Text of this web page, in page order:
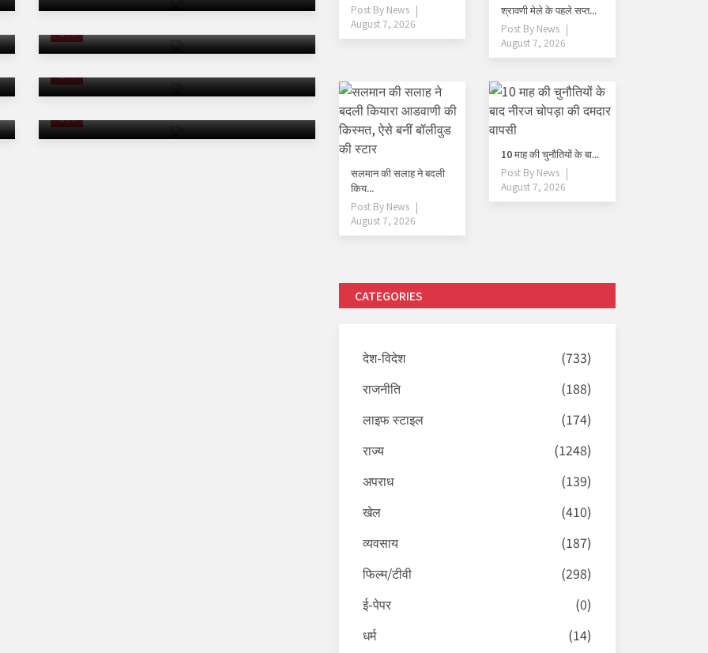
राज्य
राज्य
अग्नि-4 मिसाइल का सफल परीक्षण, भारत की रक्षा
राज्य
कांवड़ यात्रा की तैयारियां पूरी, सेवा शिविरों में श्रद्धालुओं
Post By News
August 7, 2026
श्रावणी मेले के पहले सप्त...
Post By News
August 7, 2026
सलमान की सलाह ने बदली
किय...
Post By News
August 7, 2026
10 माह की चुनौतियों के बा...
Post By News
August 7, 2026
CATEGORIES
देश-विदेश
(733)
राजनीति
(188)
लाइफ स्टाइल
(174)
राज्य
(1248)
अपराध
(139)
खेल
(410)
व्यवसाय
(187)
फिल्म/टीवी
(298)
ई-पेपर
(0)
धर्म
(14)